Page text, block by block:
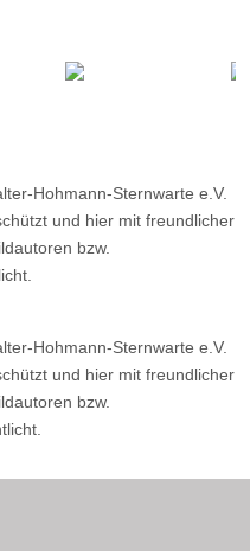
Hohmann-Sternwarte e.V.
und hier mit freundlicher
bzw.
Hohmann-Sternwarte e.V.
und hier mit freundlicher
bzw.